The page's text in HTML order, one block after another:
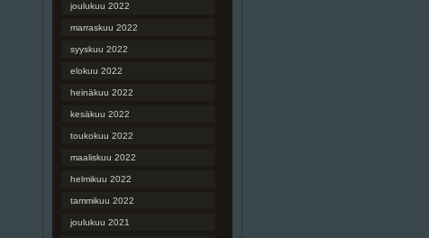
joulukuu 2022
marraskuu 2022
syyskuu 2022
elokuu 2022
heinäkuu 2022
kesäkuu 2022
toukokuu 2022
maaliskuu 2022
helmikuu 2022
tammikuu 2022
joulukuu 2021